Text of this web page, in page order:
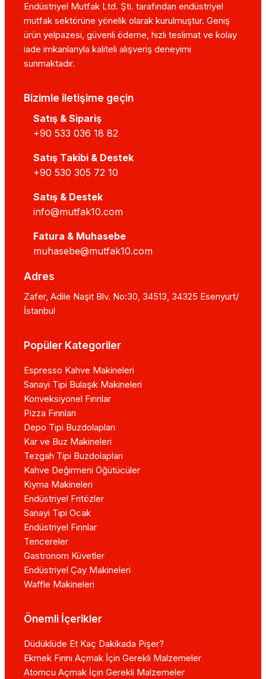
Endüstriyel Mutfak Ltd. Şti. tarafından endüstriyel
mutfak sektörüne yönelik olarak kurulmuştur. Geniş
ürün yelpazesi, güvenli ödeme, hızlı teslimat ve kolay
iade imkanlarıyla kaliteli alışveriş deneyimi
sunmaktadır.
Bizimle iletişime geçin
Satış & Sipariş
+90 533 036 18 82
Satış Takibi & Destek
+90 530 305 72 10
Satış & Destek
info@mutfak10.com
Fatura & Muhasebe
muhasebe@mutfak10.com
Adres
Zafer, Adile Naşit Blv. No:30, 34513, 34325 Esenyurt/
İstanbul
Popüler Kategoriler
Espresso Kahve Makineleri
Sanayi Tipi Bulaşık Makineleri
Konveksiyonel Fırınlar
Pizza Fırınları
Depo Tipi Buzdolapları
Kar ve Buz Makineleri
Tezgah Tipi Buzdolapları
Kahve Değirmeni Öğütücüler
Kıyma Makineleri
Endüstriyel Fritözler
Sanayi Tipi Ocak
Endüstriyel Fırınlar
Tencereler
Gastronom Küvetler
Endüstriyel Çay Makineleri
Waffle Makineleri
Önemli İçerikler
Düdüklüde Et Kaç Dakikada Pişer?
Ekmek Fırını Açmak İçin Gerekli Malzemeler
Atomcu Açmak İçin Gerekli Malzemeler